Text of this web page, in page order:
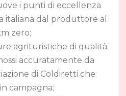
i punti di eccellenza
italiana dal produttore al
zero;
agrituristiche di qualità
accuratamente da
di Coldiretti che
campagna;